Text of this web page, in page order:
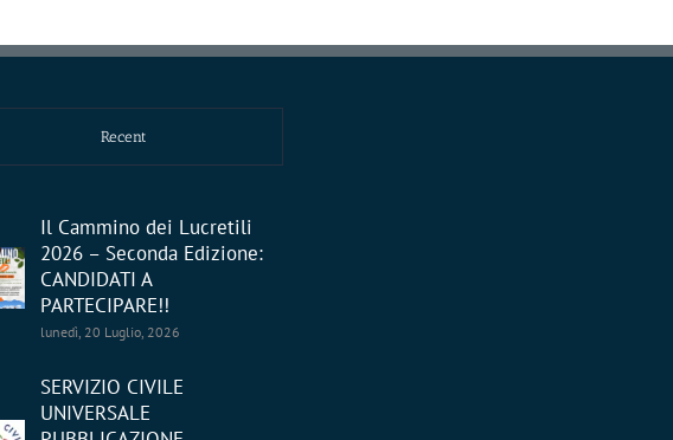
Recent
Il Cammino dei Lucretili
2026 – Seconda Edizione:
CANDIDATI A
PARTECIPARE!!
lunedì, 20 Luglio, 2026
SERVIZIO CIVILE
UNIVERSALE